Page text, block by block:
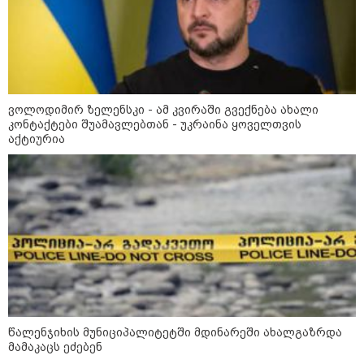
მსოფლიო
13:15 / 08-08-2026
უძველესი სენი და ეპიდემია: აშშ-ში
ვოლოდიმირ ზელენსკი - ამ კვირაში გვექნება ახალი
კონტაქტები შუამავლებთან - უკრაინა ყოველთვის
აქტიურია
წალენჯიხის მუნიციპალიტეტში მდინარეში ახალგაზრდა
მამაკაცს ეძებენ